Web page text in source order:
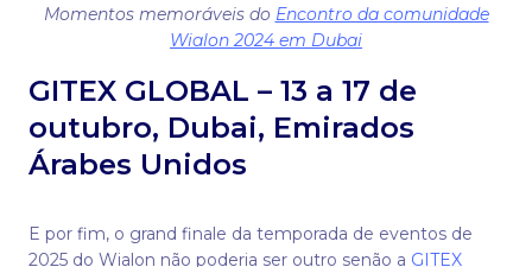
Momentos memoráveis do Encontro da comunidade
Wialon 2024 em Dubai
GITEX GLOBAL – 13 a 17 de
outubro, Dubai, Emirados
Árabes Unidos
E por fim, o grand finale da temporada de eventos de
2025 do Wialon não poderia ser outro senão a GITEX